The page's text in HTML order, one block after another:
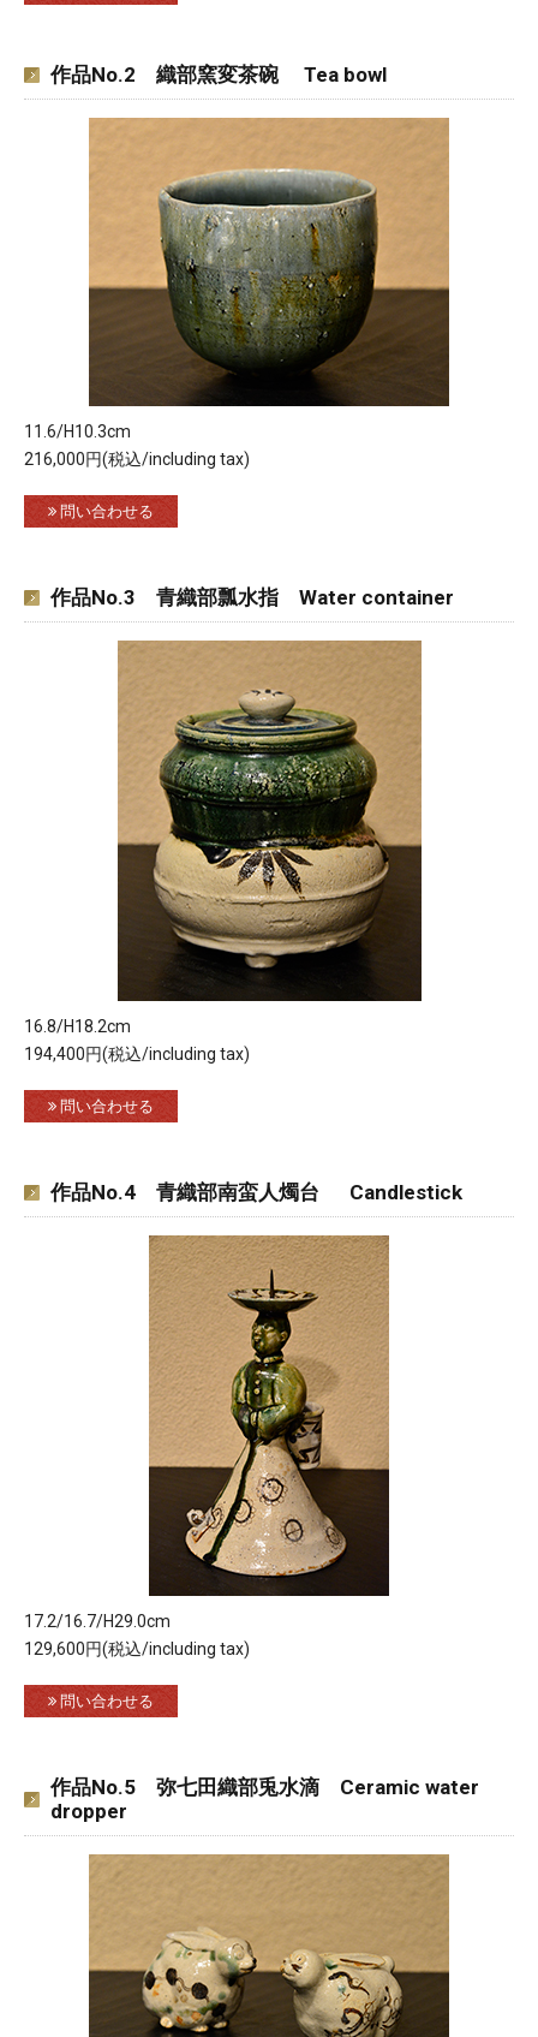
作品No.2 織部窯変茶碗 Tea bowl
11.6/H10.3cm
216,000円(税込/including tax)
問い合わせる
作品No.3 青織部瓢水指 Water container
16.8/H18.2cm
194,400円(税込/including tax)
問い合わせる
作品No.4 青織部南蛮人燭台 Candlestick
17.2/16.7/H29.0cm
129,600円(税込/including tax)
問い合わせる
作品No.5 弥七田織部兎水滴 Ceramic water
dropper